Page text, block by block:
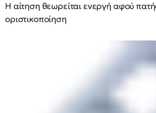
Η αίτηση θεωρείται ενεργή αφού
οριστικοποίηση